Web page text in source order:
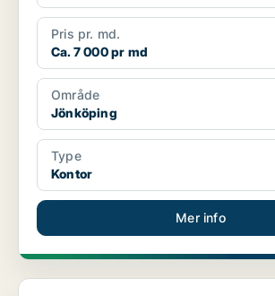
Pris pr. md.
Ca. 7 000 pr md
Område
Jönköping
Type
Kontor
Mer info
Kontor i Jönköping, Bankeryd